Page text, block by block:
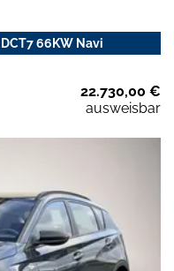
DCT7 66KW Navi
22.730,00 €
ausweisbar